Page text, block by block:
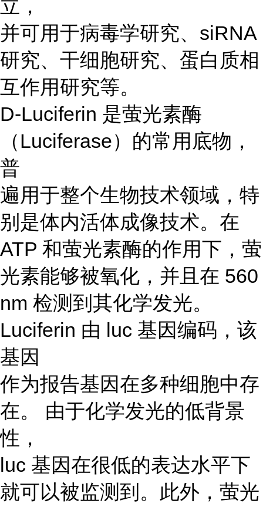
立，
并可用于病毒学研究、siRNA
研究、干细胞研究、蛋白质相
互作用研究等。
D-Luciferin 是萤光素酶
（Luciferase）的常用底物，
普
遍用于整个生物技术领域，特
别是体内活体成像技术。在
ATP 和萤光素酶的作用下，萤
光素能够被氧化，并且在 560
nm 检测到其化学发光。
Luciferin 由 luc 基因编码，该
基因
作为报告基因在多种细胞中存
在。 由于化学发光的低背景
性，
luc 基因在很低的表达水平下
就可以被监测到。此外，萤光